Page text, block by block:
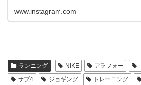
www.instagram.com
ランニング NIKE アラフォー
サブ4
ジョギング トレーニング